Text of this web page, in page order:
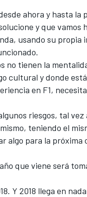
ahora y hasta la
y que vamos
usando su propia
no tienen la
cultural y donde
en F1,
riesgos, tal vez
teniendo el
algo para la
que viene será
Y 2018 llega en